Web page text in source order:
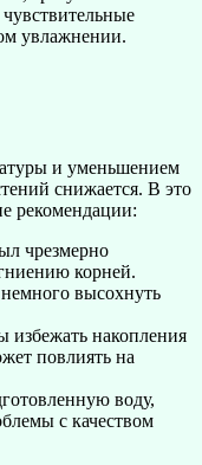
увлажнении.
и уменьшением
снижается. В это
рекомендации:
чрезмерно
корней.
высохнуть
избежать накопления
повлиять на
воду,
с качеством